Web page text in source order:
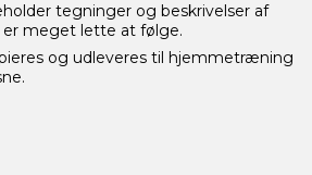
tegninger og beskrivelser af
meget lette at følge.
og udleveres til hjemmetræning